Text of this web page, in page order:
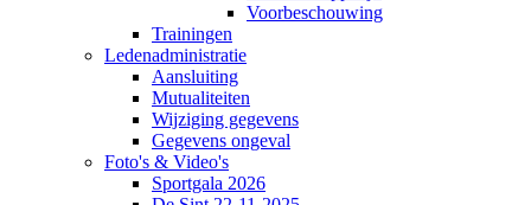
Voorbeschouwing
Trainingen
Ledenadministratie
Aansluiting
Mutualiteiten
Wijziging gegevens
Gegevens ongeval
Foto's & Video's
Sportgala 2026